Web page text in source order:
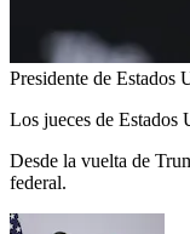
Presidente de Estados
Los jueces de Estados
Desde la vuelta de
federal.